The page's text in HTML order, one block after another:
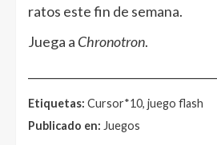
ratos este fin de semana.
Juega a Chronotron.
Etiquetas: Cursor*10, juego flash
Publicado en: Juegos